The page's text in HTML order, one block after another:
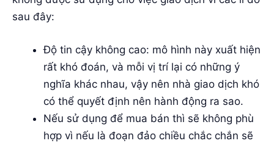
Nếu sử dụng để mua bán thì sẽ không phù
bị thua lỗ, còn nếu là xác nhận xu hướng
giảm tiếp tục thì hay gặp phải nhiễu loạn
quanh vùng mua, gây tâm lý khi mua dễ bị
cắt lỗ sớm.
Các điểm mua ở mô hình này thường là
điểm mua bất lợi